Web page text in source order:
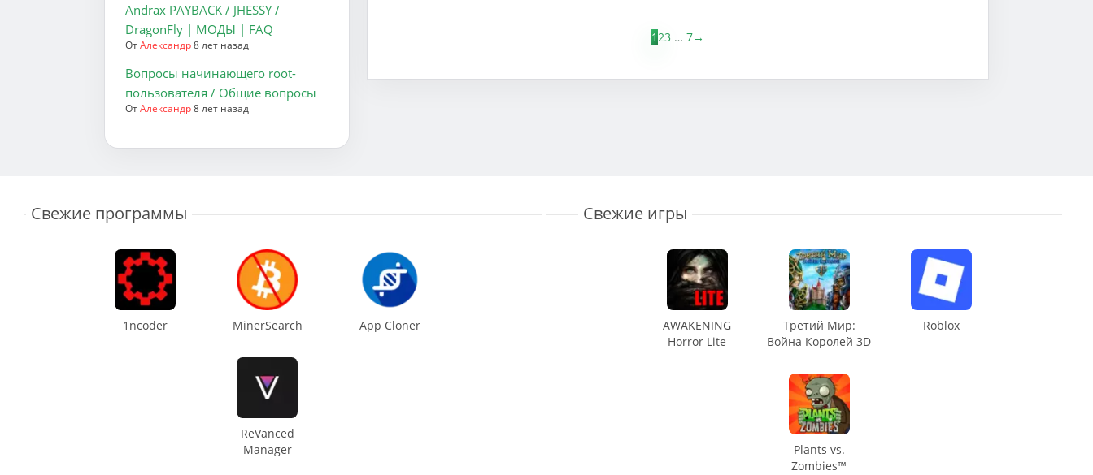
1 23 … 7→
Andrax PAYBACK / JHESSY /
DragonFly | МОДЫ | FAQ
ОтАлександр8 лет назад
Вопросы начинающего root-
пользователя / Общие вопросы
ОтАлександр8 лет назад
Свежие программы
1ncoder MinerSearch App Cloner
ReVanced
Manager
Свежие игры
AWAKENING
Horror Lite
Третий Мир:
Война Королей 3D
Roblox
Plants vs.
Zombies™